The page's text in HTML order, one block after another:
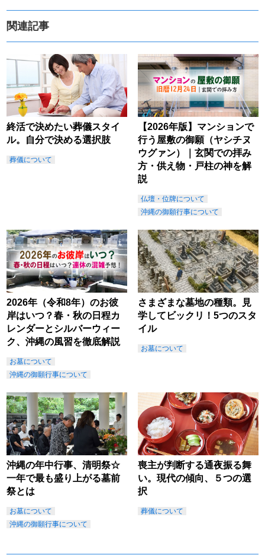
関連記事
終活で決めたい葬儀スタイ
ル。自分で決める選択肢
葬儀について
【2026年版】マンションで
行う屋敷の御願（ヤシチヌ
ウグァン）｜玄関での拝み
方・供え物・戸柱の神を解
説
仏壇・位牌について
沖縄の御願行事について
2026年（令和8年）のお彼
岸はいつ？春・秋の日程カ
レンダーとシルバーウィー
ク、沖縄の風習を徹底解説
お墓について
沖縄の御願行事について
さまざまな墓地の種類。見
学してビックリ！5つのスタ
イル
お墓について
沖縄の年中行事、清明祭☆
一年で最も盛り上がる墓前
祭とは
お墓について
沖縄の御願行事について
喪主が判断する通夜振る舞
い。現代の傾向、５つの選
択
葬儀について